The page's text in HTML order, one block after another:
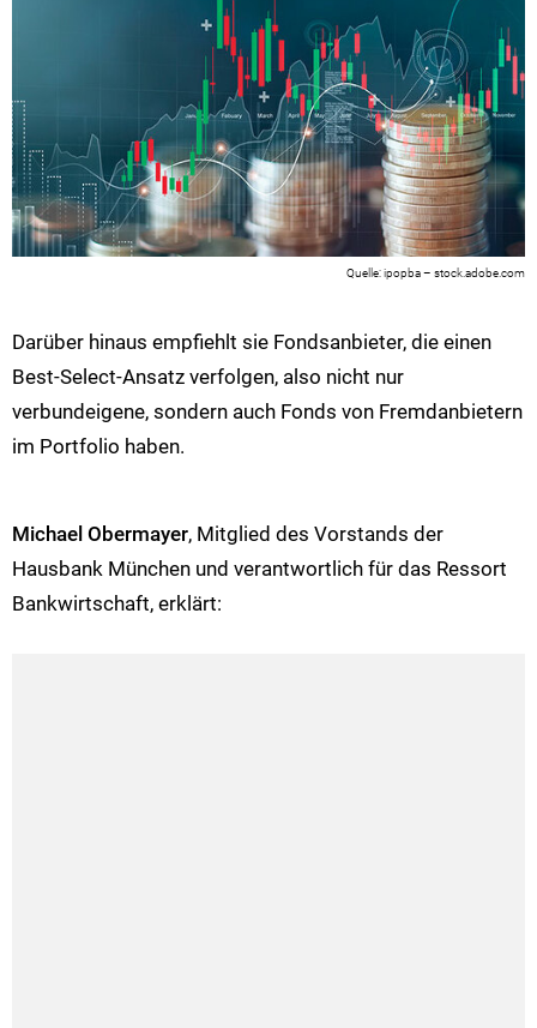
ipopba – stock.adobe.com
Darüber hinaus empfiehlt sie Fondsanbieter, die einen
Best-Select-Ansatz verfolgen, also nicht nur
verbundeigene, sondern auch Fonds von Fremdanbietern
im Portfolio haben.
Michael Obermayer, Mitglied des Vorstands der
Hausbank München und verantwortlich für das Ressort
Bankwirtschaft, erklärt: